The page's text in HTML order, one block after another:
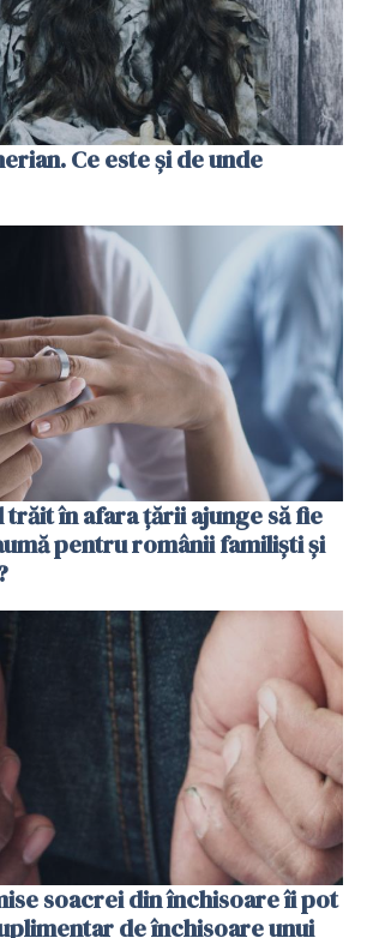
Ce este și de unde
în afara țării ajunge să fie
pentru românii familiști și
soacrei din închisoare îi pot
de închisoare unui